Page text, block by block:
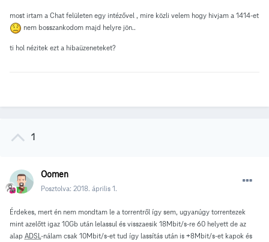
most irtam a Chat felületen egy intézővel , mire közli velem hogy hivjam a 1414-et
nem bosszankodom majd helyre jön..
ti hol nézitek ezt a hibaüzeneteket?
1
Oomen
Posztolva: 2018. április 1.
Érdekes, mert én nem mondtam le a torrentről így sem, ugyanúgy torrentezek
mint azelőtt igaz 10Gb után lelassul és visszaesik 18Mbit/s-re 60 helyett de az
alap ADSL -nálam csak 10Mbit/s-et tud így lassítás után is +8Mbit/s-et kapok és